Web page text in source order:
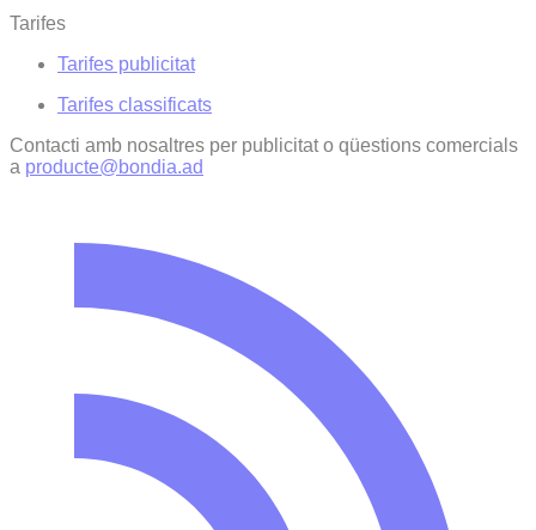
Tarifes
Tarifes publicitat
Tarifes classificats
Contacti amb nosaltres per publicitat o qüestions comercials
a producte@bondia.ad